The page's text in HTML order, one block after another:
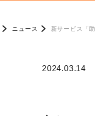
ニュース 新サービス「
2024.03.14